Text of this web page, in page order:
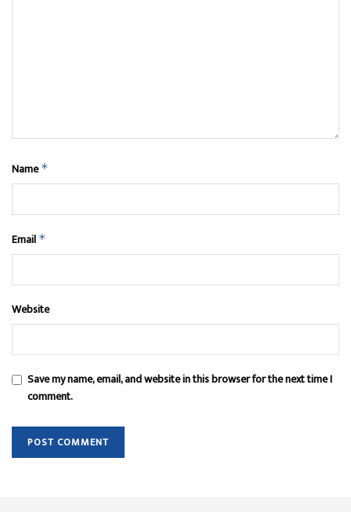
Name*
Email *
Website
Save my name, email, and website in this browser for the next time I
comment.